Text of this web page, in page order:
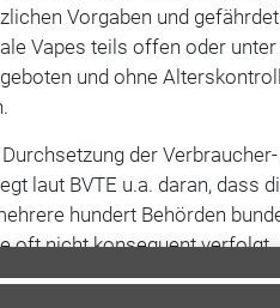
Vorgaben und
Vapes teils offen oder unter
und ohne
der
laut BVTE u.a. daran, dass
hundert Behörden
oft nicht konsequent verfolgt.
Mai) erweitert der BVTE